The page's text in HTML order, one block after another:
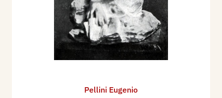
Pellini Eugenio